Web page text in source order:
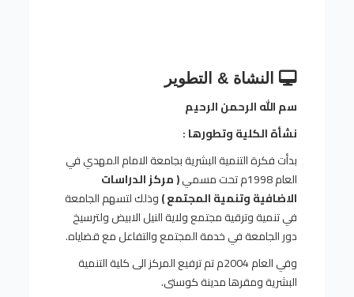
النشاة & التطوير
سم الله الرحمن الرحيم
نشأة الكلية وتطورها :
بدأت فكرة التنمية البشرية بجامعة الامام المهدي في
العام 1998م تحت مسمي
( مركز الدراسات
الاضافية وتنمية المجتمع )وذلك لتسهم الجامعة
في تنمية وترقية مجتمع ولاية النيل الابيض ولترسيخ
دور الجامعة في خدمة المجتمع والتفاعل مع قضاياه.
وفي العام 2004م تم ترفيع المركز الى كلية التنمية
البشرية ومقرها مدينة كوستى.